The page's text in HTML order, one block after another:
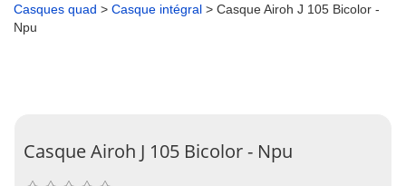
Casques quad > Casque intégral > Casque Airoh J 105 Bicolor -
Npu
Casque Airoh J 105 Bicolor - Npu